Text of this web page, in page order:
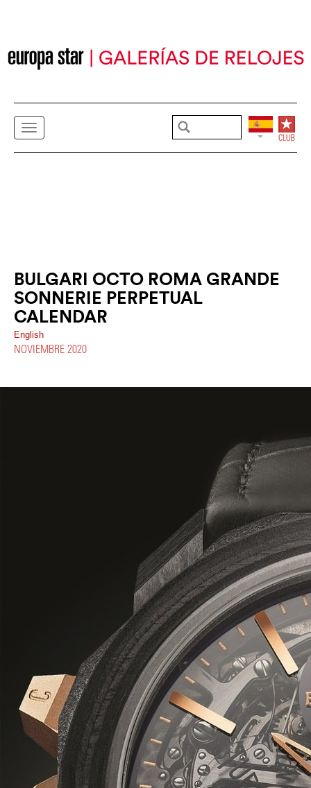
BULGARI OCTO ROMA GRANDE
SONNERIE PERPETUAL
CALENDAR
English
NOVIEMBRE 2020